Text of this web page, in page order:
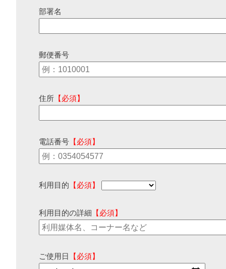
部署名
郵便番号
住所 【必須】
電話番号 【必須】
利用目的 【必須】
利用目的の詳細 【必須】
ご使用日 【必須】